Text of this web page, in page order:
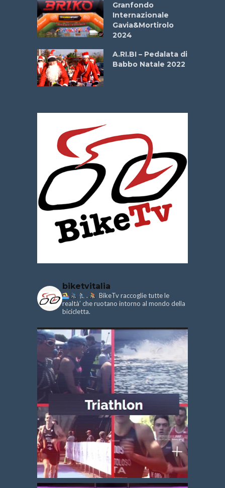
Granfondo
Internazionale
Gavia&Mortirolo
2024
A.RI.BI – Pedalata di
Babbo Natale 2022
biketvitalia
.
BikeTv raccoglie tutte le
realtà’ che ruotano intorno al mondo della
bicicletta.